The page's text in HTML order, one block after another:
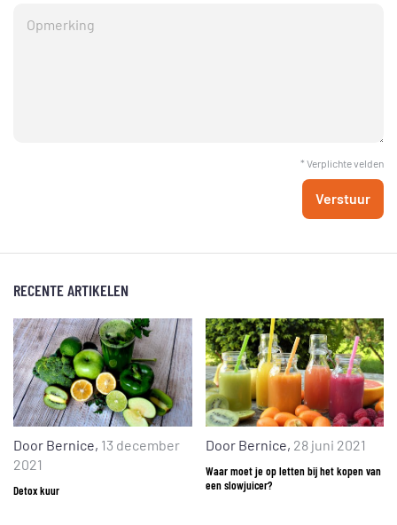
* Verplichte velden
Verstuur
RECENTE ARTIKELEN
Door Bernice, 13 december
2021
Detox kuur
Door Bernice, 28 juni 2021
Waar moet je op letten bij het kopen van
een slowjuicer?